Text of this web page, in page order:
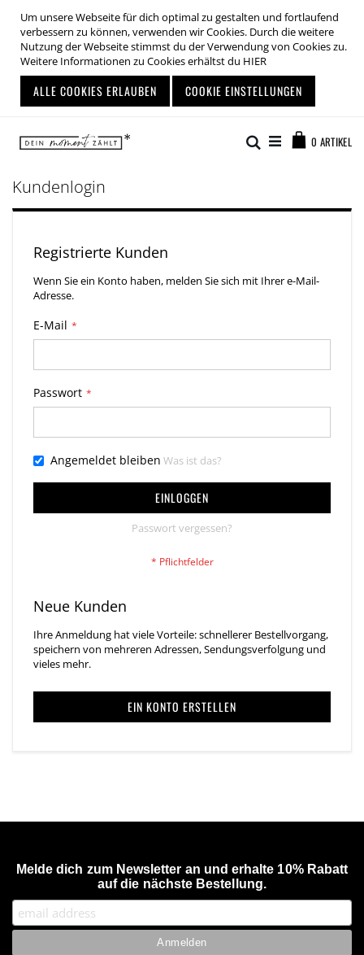
Um unsere Webseite für dich optimal zu gestalten und fortlaufend
verbessern zu können, verwenden wir Cookies. Durch die weitere
Nutzung der Webseite stimmst du der Verwendung von Cookies zu.
Weitere Informationen zu Cookies erhältst du HIER
ALLE COOKIES ERLAUBEN COOKIE EINSTELLUNGEN
Inhalt
springen
0 ARTIKEL
Suche
Kundenlogin
Registrierte Kunden
Wenn Sie ein Konto haben, melden Sie sich mit Ihrer e-Mail-
Adresse.
E-Mail
Passwort
Angemeldet bleiben Was ist das?
EINLOGGEN
Passwort vergessen?
Neue Kunden
Ihre Anmeldung hat viele Vorteile: schnellerer Bestellvorgang,
speichern von mehreren Adressen, Sendungsverfolgung und
vieles mehr.
EIN KONTO ERSTELLEN
Melde dich zum Newsletter an und erhalte 10% Rabatt
auf die nächste Bestellung.